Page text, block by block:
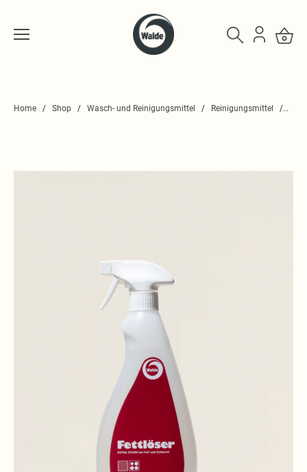
Home Shop Wasch- und Reinigungsmittel Reinigungsmittel